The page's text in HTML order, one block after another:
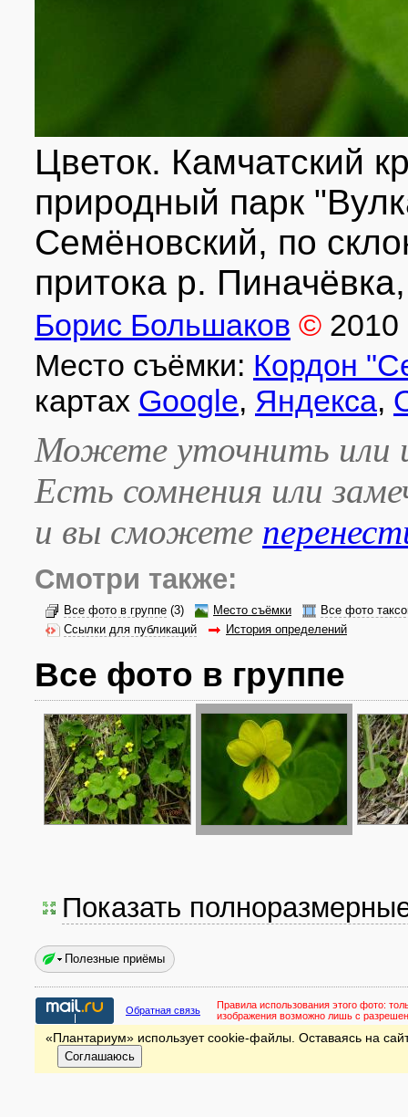
Цветок. Камчатский
природный парк
Семёновский, по
притока р.
Борис Большаков © 2010
Место съёмки: Кордон
картах Google, Яндекса,
Можете уточнить или
Есть сомнения или
и вы сможете
Смотри также:
Все фото в группе (3) Место съёмки
Все фото
Ссылки для публикаций
История определений
Все фото в группе
Показать
Полезные приёмы
Обратная связь Правила использования этого фото:
изображения возможно лишь с
«Плантариум» использует cookie-файлы. Оставаясь на
Соглашаюсь